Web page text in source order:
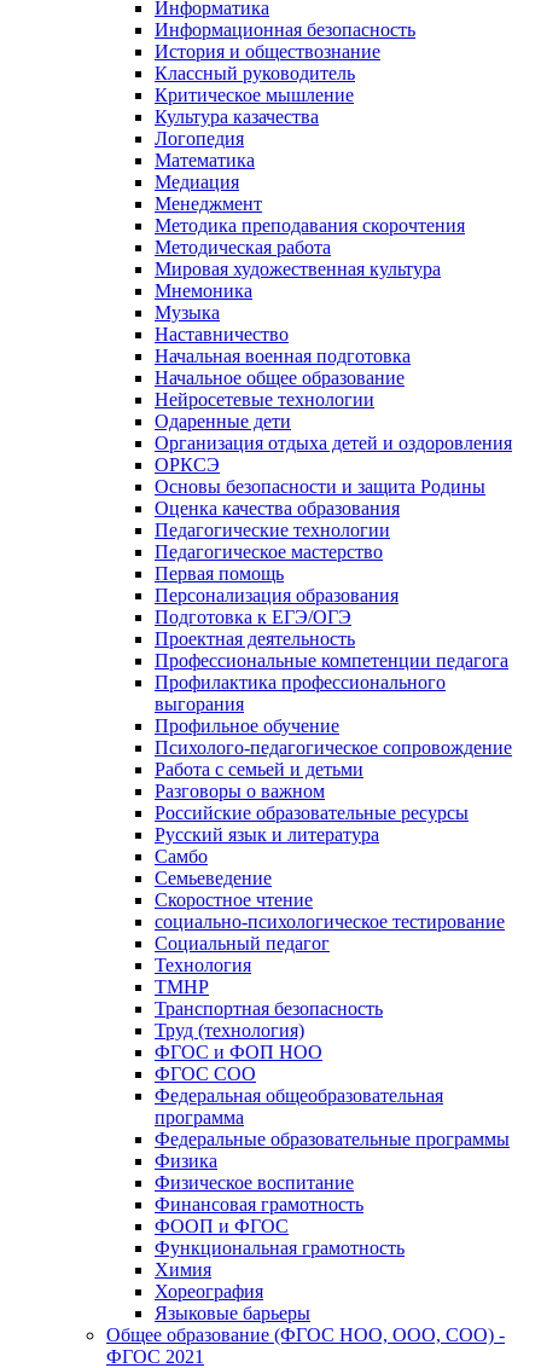
Информатика
Информационная безопасность
История и обществознание
Классный руководитель
Критическое мышление
Культура казачества
Логопедия
Математика
Медиация
Менеджмент
Методика преподавания скорочтения
Методическая работа
Мировая художественная культура
Мнемоника
Музыка
Наставничество
Начальная военная подготовка
Начальное общее образование
Нейросетевые технологии
Одаренные дети
Организация отдыха детей и оздоровления
ОРКСЭ
Основы безопасности и защита Родины
Оценка качества образования
Педагогические технологии
Педагогическое мастерство
Первая помощь
Персонализация образования
Подготовка к ЕГЭ/ОГЭ
Проектная деятельность
Профессиональные компетенции педагога
Профилактика профессионального
выгорания
Профильное обучение
Психолого-педагогическое сопровождение
Работа с семьей и детьми
Разговоры о важном
Российские образовательные ресурсы
Русский язык и литература
Самбо
Семьеведение
Скоростное чтение
социально-психологическое тестирование
Социальный педагог
Технология
ТМНР
Транспортная безопасность
Труд (технология)
ФГОС и ФОП НОО
ФГОС СОО
Федеральная общеобразовательная
программа
Федеральные образовательные программы
Физика
Физическое воспитание
Финансовая грамотность
ФООП и ФГОС
Функциональная грамотность
Химия
Хореография
Языковые барьеры
Общее образование (ФГОС НОО, ООО, СОО) -
ФГОС 2021